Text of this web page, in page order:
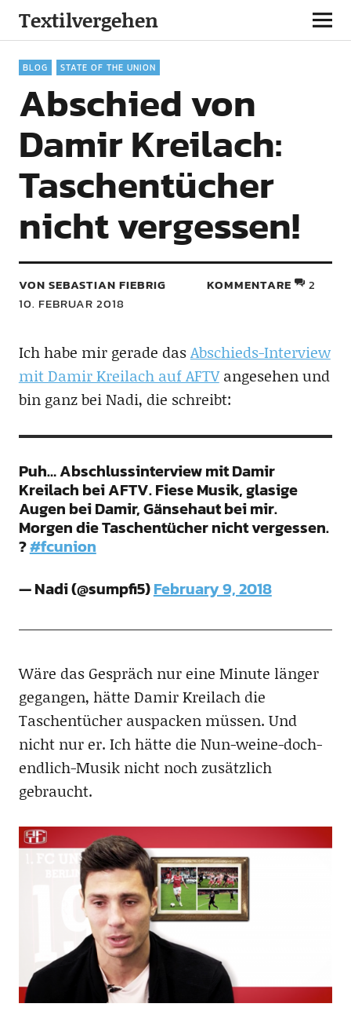
Textilvergehen
BLOG STATE OF THE UNION
Abschied von
Damir Kreilach:
Taschentücher
nicht vergessen!
VON SEBASTIAN FIEBRIG
10. FEBRUAR 2018
KOMMENTARE 2
Ich habe mir gerade dasAbschieds-Interview
mit Damir Kreilach auf AFTVangesehen und
bin ganz bei Nadi, die schreibt:
Puh… Abschlussinterview mit Damir
Kreilach bei AFTV. Fiese Musik, glasige
Augen bei Damir, Gänsehaut bei mir.
Morgen die Taschentücher nicht vergessen.
?#fcunion
— Nadi (@sumpfi5)February 9, 2018
Wäre das Gespräch nur eine Minute länger
gegangen, hätte Damir Kreilach die
Taschentücher auspacken müssen. Und
nicht nur er. Ich hätte die Nun-weine-doch-
endlich-Musik nicht noch zusätzlich
gebraucht.